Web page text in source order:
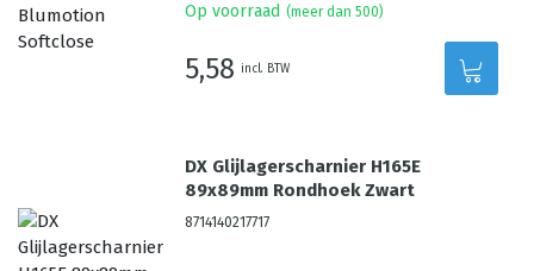
Op voorraad (meer dan 500)
5,58 incl. BTW
DX Glijlagerscharnier H165E
89x89mm Rondhoek Zwart
8714140217717